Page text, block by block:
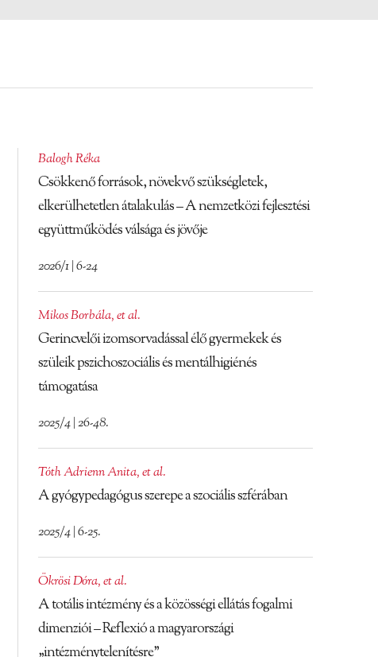
Balogh Réka
Csökkenő források, növekvő szükségletek,
elkerülhetetlen átalakulás – A nemzetközi fejlesztési
együttműködés válsága és jövője
2026/1 | 6-24
Mikos Borbála,et al.
Gerincvelői izomsorvadással élő gyermekek és
szüleik pszichoszociális és mentálhigiénés
támogatása
2025/4 | 26-48.
Tóth Adrienn Anita,et al.
A gyógypedagógus szerepe a szociális szférában
2025/4 | 6-25.
Ökrösi Dóra,et al.
A totális intézmény és a közösségi ellátás fogalmi
dimenziói – Reflexió a magyarországi